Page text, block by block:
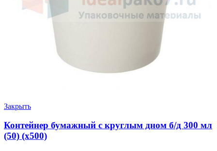
Закрыть
Контейнер бумажный с круглым дном б/д 300 мл
(50) (х500)